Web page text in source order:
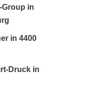
Group in
in 4400
Druck in